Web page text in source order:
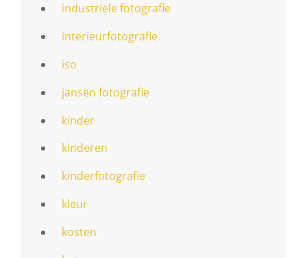
industriele fotografie
interieurfotografie
iso
jansen fotografie
kinder
kinderen
kinderfotografie
kleur
kosten